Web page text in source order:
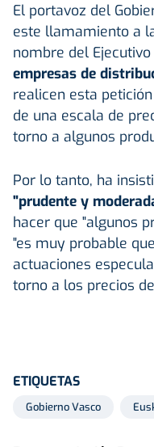
El portavoz del
este llamamiento a
nombre del
empresas de
realicen esta
de una escala de
torno a algunos
Por lo tanto, ha
"prudente y
hacer que "algunos
"es muy probable
actuaciones
torno a los precios
ETIQUETAS
Gobierno Vasco